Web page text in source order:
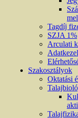
Tagdíj
SZJA 1%
Arculati
Szakosztályok
Oktatási